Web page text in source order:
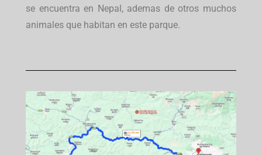
se encuentra en Nepal, ademas de otros muchos
animales que habitan en este parque.